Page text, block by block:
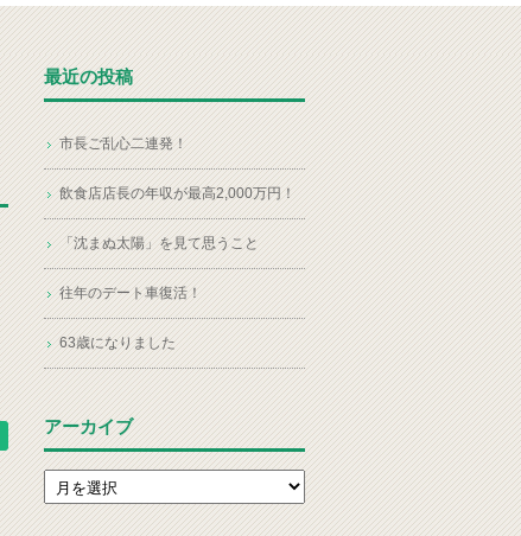
最近の投稿
市長ご乱心二連発！
飲食店店長の年収が最高2,000万円！
「沈まぬ太陽」を見て思うこと
往年のデート車復活！
63歳になりました
アーカイブ
アーカイブ